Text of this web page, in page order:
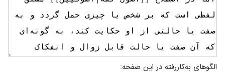
الگوهای به‌کاررفته در این صفحه: